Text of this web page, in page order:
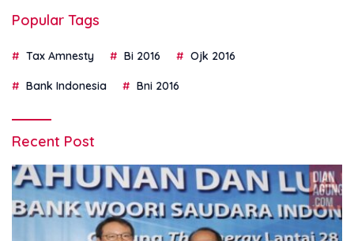
Popular Tags
Tax Amnesty Bi 2016 Ojk 2016
Bank Indonesia Bni 2016
Recent Post